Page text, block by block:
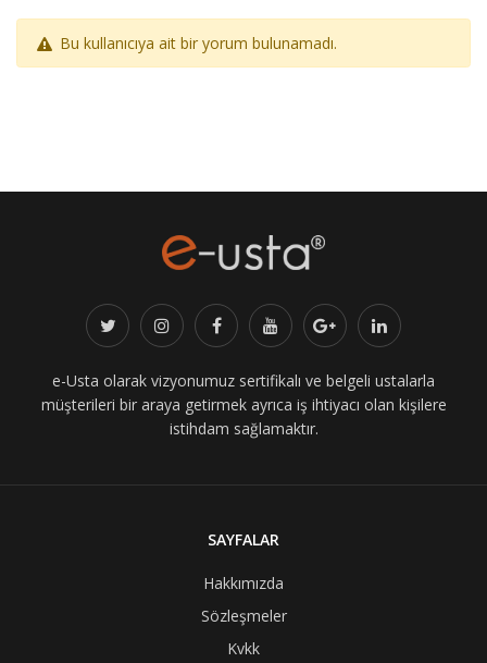
Bu kullanıcıya ait bir yorum bulunamadı.
e-Usta olarak vizyonumuz sertifikalı ve belgeli ustalarla
müşterileri bir araya getirmek ayrıca iş ihtiyacı olan kişilere
istihdam sağlamaktır.
SAYFALAR
Hakkımızda
Sözleşmeler
Kvkk